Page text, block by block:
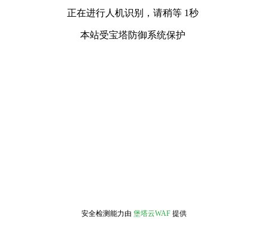
正在进行人机识别，请稍等 1秒
本站受宝塔防御系统保护
安全检测能力由 堡塔云WAF 提供